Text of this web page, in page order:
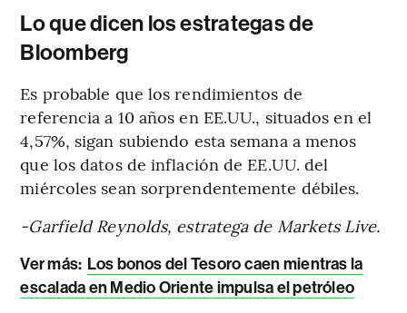
Lo que dicen los estrategas de
Bloomberg
Es probable que los rendimientos de
referencia a 10 años en EE.UU., situados en el
4,57%, sigan subiendo esta semana a menos
que los datos de inflación de EE.UU. del
miércoles sean sorprendentemente débiles.
-Garfield Reynolds, estratega de Markets Live.
Ver más: Los bonos del Tesoro caen mientras la
escalada en Medio Oriente impulsa el petróleo